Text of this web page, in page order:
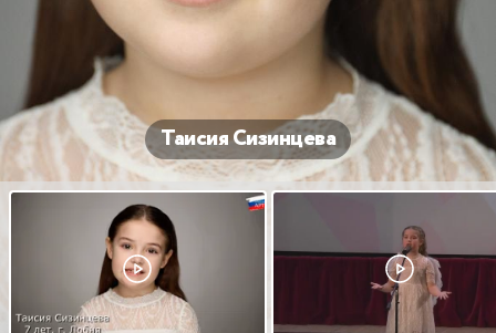
Таисия Сизинцева